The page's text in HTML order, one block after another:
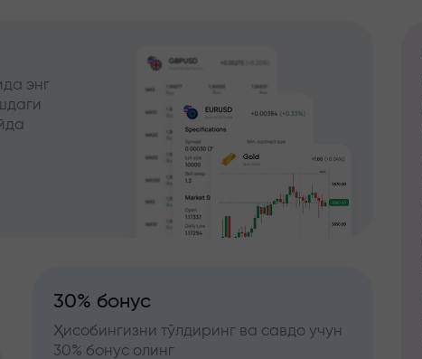
энг
30% бонус
Ҳисобингизни тўлдиринг ва савдо учун
30% бонус олинг